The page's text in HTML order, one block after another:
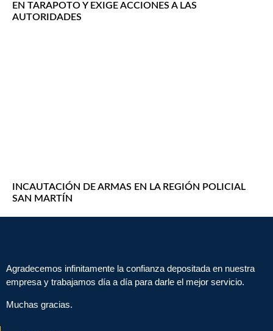
EN TARAPOTO Y EXIGE ACCIONES A LAS
AUTORIDADES
INCAUTACIÓN DE ARMAS EN LA REGIÓN POLICIAL
SAN MARTÍN
Agradecemos infinitamente la confianza depositada en nuestra
empresa y trabajamos día a día para darle el mejor servicio.
Muchas gracias.